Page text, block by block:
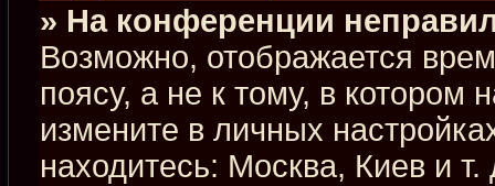
» На конференции
Возможно, отображается
поясу, а не к тому, в котором
измените в личных
находитесь: Москва, Киев и